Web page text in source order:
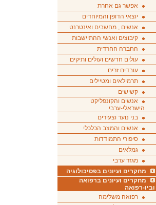
אפשר גם אחרת
יוצאי הדופן והמיוחדים
אנשים , מחשבים ואינטרנט
קיבוצים ואנשי ההתיישבות
החברה החרדית
עולים חדשים ועולים ותיקים
עובדים זרים
תרמילאים ומטיילים
קשישים
אנשים והקונפליקט
הישראלי-ערבי
בני נוער וצעירים
אנשים והמצב הכלכלי
סיפורי התמודדות
גמלאים
מגזר ערבי
מחקרים ועיונים בפסיכולוגיה
מחקרים ועיונים ברפואה
וביו-רפואה
רפואה משלימה